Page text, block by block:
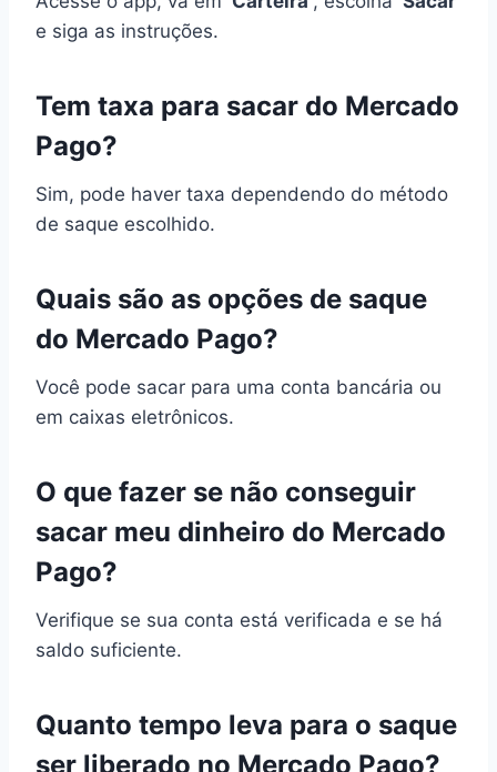
e siga as instruções.
Tem taxa para sacar do Mercado
Pago?
Sim, pode haver taxa dependendo do método
de saque escolhido.
Quais são as opções de saque
do Mercado Pago?
Você pode sacar para uma conta bancária ou
em caixas eletrônicos.
O que fazer se não conseguir
sacar meu dinheiro do Mercado
Pago?
Verifique se sua conta está verificada e se há
saldo suficiente.
Quanto tempo leva para o saque
ser liberado no Mercado Pago?